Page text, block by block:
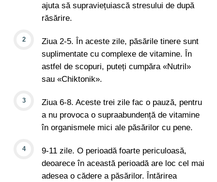
ajuta să supraviețuiască stresului de după
răsărire.
Ziua 2-5. În aceste zile, păsările tinere sunt
suplimentate cu complexe de vitamine. În
astfel de scopuri, puteți cumpăra «Nutril»
sau «Chiktonik».
Ziua 6-8. Aceste trei zile fac o pauză, pentru
a nu provoca o supraabundență de vitamine
în organismele mici ale păsărilor cu pene.
9-11 zile. O perioadă foarte periculoasă,
deoarece în această perioadă are loc cel mai
adesea o cădere a păsărilor. Întărirea